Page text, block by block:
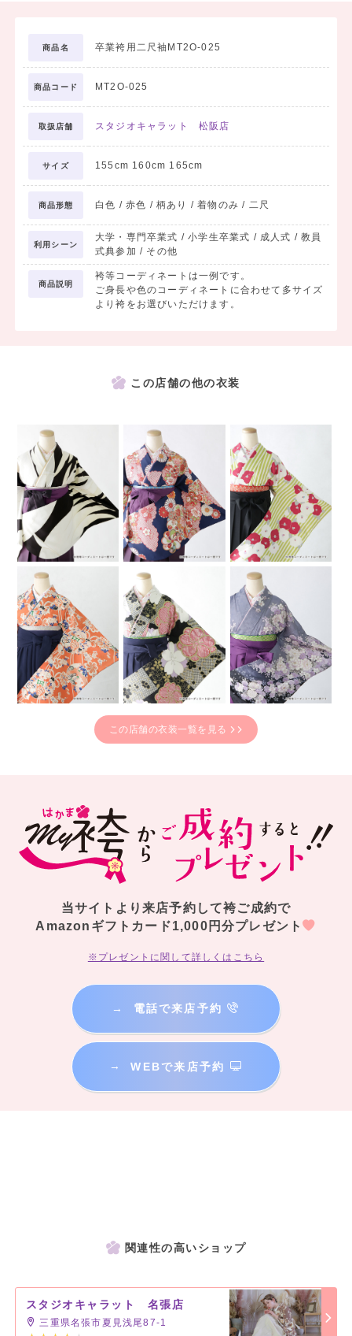
商品名 卒業袴用二尺袖MT2O-025
商品コード MT2O-025
取扱店舗 スタジオキャラット 松阪店
サイズ 155cm 160cm 165cm
商品形態 白色 / 赤色 / 柄あり / 着物のみ / 二尺
利用シーン
大学・専門卒業式 / 小学生卒業式 / 成人式 / 教員
式典参加 / その他
商品説明
袴等コーディネートは一例です。
ご身長や色のコーディネートに合わせて多サイズ
より袴をお選びいただけます。
この店舗の他の衣装
この店舗の衣装一覧を見る
当サイトより来店予約して袴ご成約で
Amazonギフトカード1,000円分プレゼント
※プレゼントに関して詳しくはこちら
→ 電話で来店予約
→ WEBで来店予約
関連性の高いショップ
スタジオキャラット 名張店
三重県名張市夏見浅尾87-1